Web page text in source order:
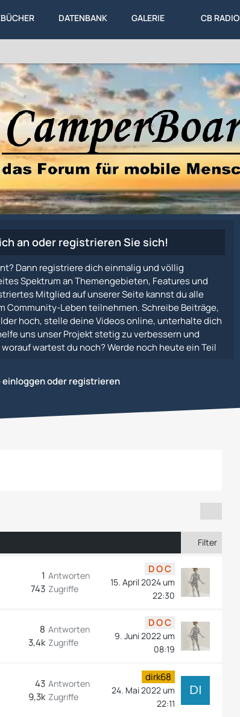
DATENBANK GALERIE CB RADIO
an oder registrieren Sie sich!
Dann registriere dich einmalig und völlig
Spektrum an Themengebieten, Features und
Mitglied auf unserer Seite kannst du alle
Community-Leben teilnehmen. Schreibe Beiträge,
hoch, stelle deine Videos online, unterhalte dich
uns unser Projekt stetig zu verbessern und
wartest du noch? Werde noch heute ein Teil
einloggen oder registrieren
Filter
Antworten
1
Zugriffe
743
D O C
15. April 2024 um
22:30
Antworten
8
Zugriffe
3,4k
D O C
9. Juni 2022 um
08:19
Antworten
43
Zugriffe
9,3k
dirk68
24. Mai 2022 um
22:11